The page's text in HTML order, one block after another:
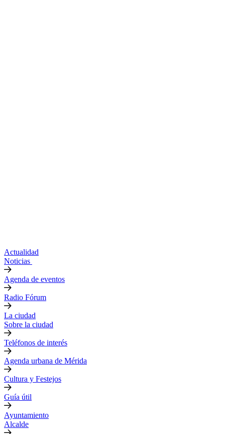
Actualidad
Noticias
Agenda de eventos
Radio Fórum
La ciudad
Sobre la ciudad
Teléfonos de interés
Agenda urbana de Mérida
Cultura y Festejos
Guía útil
Ayuntamiento
Alcalde